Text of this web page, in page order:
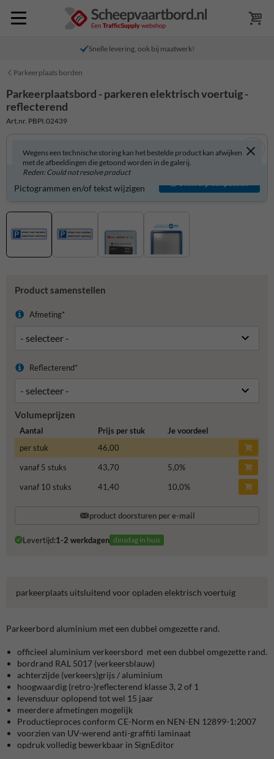
Snelle levering, ook bij maatwerk!
Parkeerplaats borden
Parkeerplaatsbord - parkeren elektrisch voertuig -
reflecterend
Art.nr. PBPI.02439
Wegens een technische storing kan het bestelde product kan afwijken
met de afbeeldingen die getoond worden in de galerij.
Reden: Could not resolve product
Parkeerplaatsbord zelf aanpassen?
Pictogrammen en/of tekst wijzigen
Ontwerp aanpassen
Product samenstellen
Afmeting*
Reflecterend*
Volumeprijzen
Aantal Prijs per stuk
Je voordeel
per stuk
46,00
vanaf 5 stuks
43,70 5,0%
vanaf 10 stuks
41,40 10,0%
product doorsturen per e-mail
Levertijd:1-2 werkdagen dinsdag in huis
parkeerplaats uitsluitend voor opladen elektrisch voertuig
Parkeerbord aluminium met een dubbel omgezette rand.
officieel aluminium verkeersbord met een dubbel omgezette rand.
bordrand RAL 5017 (verkeersblauw)
achterzijde (verkeers)grijs / aluminium
hoogwaardig (retro-)reflecterend klasse 3, 2 of 1
levensduur oplopend tot wel 15 jaar
meerdere afmetingen mogelijk
Productieproces conform CE-Norm en NEN-EN 12899-1:2007
voorzien van UV-werend anti-graffiti laminaat
opdruk volledig bewerkbaar in SignEditor